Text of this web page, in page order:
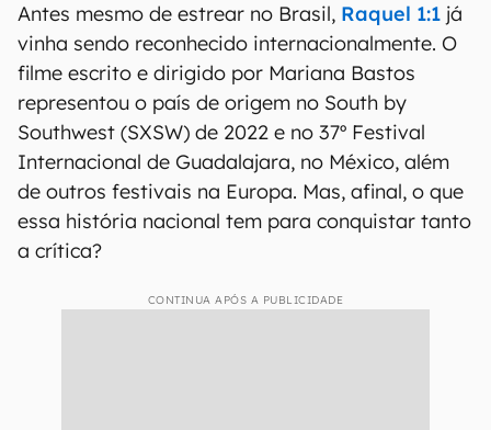
Antes mesmo de estrear no Brasil, Raquel 1:1 já
vinha sendo reconhecido internacionalmente. O
filme escrito e dirigido por Mariana Bastos
representou o país de origem no South by
Southwest (SXSW) de 2022 e no 37º Festival
Internacional de Guadalajara, no México, além
de outros festivais na Europa. Mas, afinal, o que
essa história nacional tem para conquistar tanto
a crítica?
CONTINUA APÓS A PUBLICIDADE